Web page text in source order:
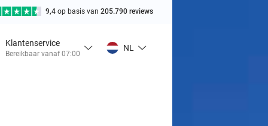
9,4 op basis van 205.790 reviews
Klantenservice
Bereikbaar vanaf 07:00
NL